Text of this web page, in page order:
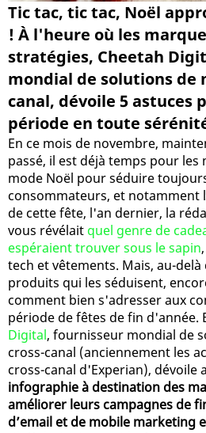
Tic tac, tic tac, Noël
! À l'heure où les
stratégies, Cheetah
mondial de solutions de
canal, dévoile 5 astuces
période en toute
En ce mois de novembre,
passé, il est déjà temps pour les
mode Noël pour séduire
consommateurs, et notamment
de cette fête, l'an dernier, la
vous révélait quel genre de
espéraient trouver sous le sapin
tech et vêtements. Mais, au-
produits qui les séduisent,
comment bien s'adresser aux
période de fêtes de fin d'année.
Digital, fournisseur mondial de
cross-canal (anciennement les
cross-canal d'Experian), dévoile
infographie à destination des
améliorer leurs campagnes de
d’email et de mobile marketing